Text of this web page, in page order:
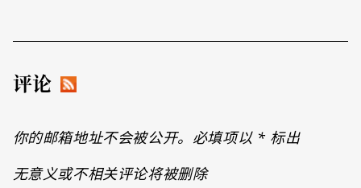
评论
你的邮箱地址不会被公开。必填项以 *标出
无意义或不相关评论将被删除